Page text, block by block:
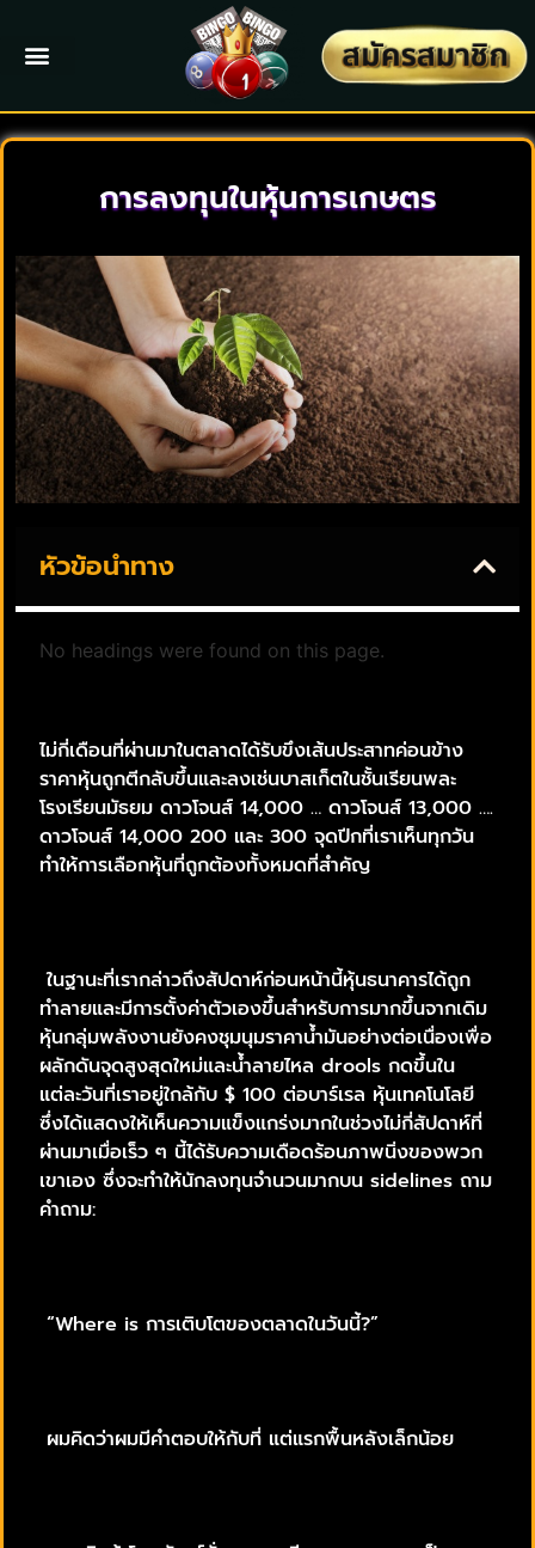
การลงทุนในหุ้นการเกษตร
หัวข้อนำทาง
No headings were found on this page.
ไม่กี่เดือนที่ผ่านมาในตลาดได้รับขึงเส้นประสาทค่อนข้าง
ราคาหุ้นถูกตีกลับขึ้นและลงเช่นบาสเก็ตในชั้นเรียนพละ
โรงเรียนมัธยม ดาวโจนส์ 14,000 … ดาวโจนส์ 13,000 ….
ดาวโจนส์ 14,000 200 และ 300 จุดปีกที่เราเห็นทุกวัน
ทำให้การเลือกหุ้นที่ถูกต้องทั้งหมดที่สำคัญ
ในฐานะที่เรากล่าวถึงสัปดาห์ก่อนหน้านี้หุ้นธนาคารได้ถูก
ทำลายและมีการตั้งค่าตัวเองขึ้นสำหรับการมากขึ้นจากเดิม
หุ้นกลุ่มพลังงานยังคงชุมนุมราคาน้ำมันอย่างต่อเนื่องเพื่อ
ผลักดันจุดสูงสุดใหม่และน้ำลายไหล drools กดขึ้นใน
แต่ละวันที่เราอยู่ใกล้กับ $ 100 ต่อบาร์เรล หุ้นเทคโนโลยี
ซึ่งได้แสดงให้เห็นความแข็งแกร่งมากในช่วงไม่กี่สัปดาห์ที่
ผ่านมาเมื่อเร็ว ๆ นี้ได้รับความเดือดร้อนภาพนิ่งของพวก
เขาเอง ซึ่งจะทำให้นักลงทุนจำนวนมากบน sidelines ถาม
คำถาม:
“Where is การเติบโตของตลาดในวันนี้?”
ผมคิดว่าผมมีคำตอบให้กับที่ แต่แรกพื้นหลังเล็กน้อย